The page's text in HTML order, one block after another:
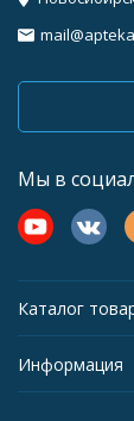
Мы в
Каталог
Информация